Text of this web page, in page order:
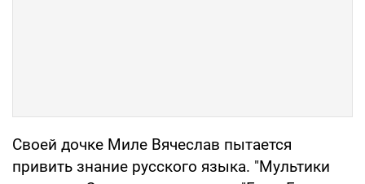
Своей дочке Миле Вячеслав пытается
привить знание русского языка. "Мультики